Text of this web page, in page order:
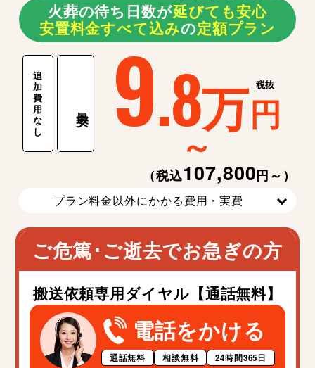
火葬の待ち日数が延びて も安心
安置料金すべて込みの定額プラン
追
加
費
用
な
し
9.8万円
税抜
～
（税込107,800円～）
プラン料金以外にかかる費用・実費
ご危篤･ご逝去でお急ぎの方
搬送依頼専用ダイヤル【通話無料】
電話をかける
通話無料 相談無料 24時間365日